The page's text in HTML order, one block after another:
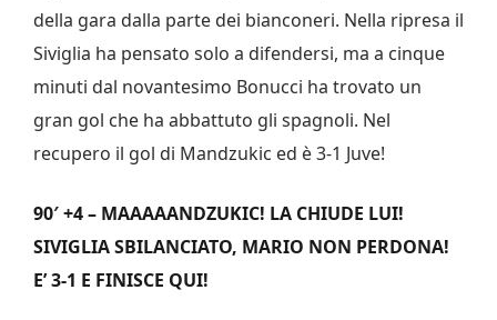
della gara dalla parte dei bianconeri. Nella ripresa il
Siviglia ha pensato solo a difendersi, ma a cinque
minuti dal novantesimo Bonucci ha trovato un
gran gol che ha abbattuto gli spagnoli. Nel
recupero il gol di Mandzukic ed è 3-1 Juve!
90′ +4 – MAAAAANDZUKIC! LA CHIUDE LUI!
SIVIGLIA SBILANCIATO, MARIO NON PERDONA!
E’ 3-1 E FINISCE QUI!